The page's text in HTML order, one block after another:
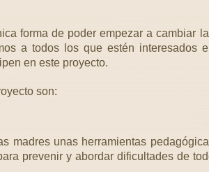
forma de poder empezar a cambiar
a todos los que estén interesados
en este proyecto.
son:
madres unas herramientas
prevenir y abordar dificultades de